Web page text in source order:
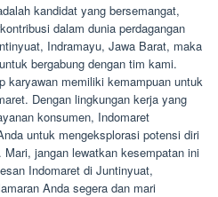
kandidat yang bersemangat,
dalam dunia perdagangan
Indramayu, Jawa Barat, maka
bergabung dengan tim kami.
karyawan memiliki kemampuan untuk
Dengan lingkungan kerja yang
konsumen, Indomaret
untuk mengeksplorasi potensi diri
jangan lewatkan kesempatan ini
Indomaret di Juntinyuat,
Anda segera dan mari